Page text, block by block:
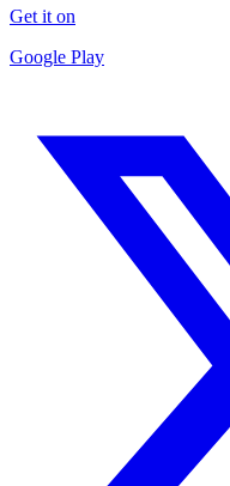
Get it on
Google Play